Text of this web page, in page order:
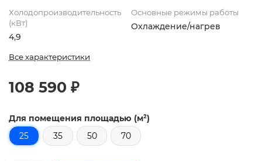
Холодопроизводительность
(кВт)
4,9
Основные режимы работы
Охлаждение/нагрев
Все характеристики
108 590 ₽
Для помещения площадью (м²)
25
35 50 70